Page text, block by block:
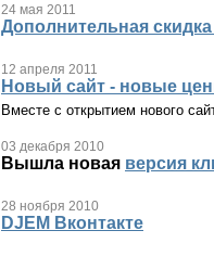
24 мая 2011
Дополнительная
12 апреля 2011
Новый сайт - новые
Вместе с открытием нового
03 декабря 2010
Вышла новая версия
28 ноября 2010
DJEM Вконтакте